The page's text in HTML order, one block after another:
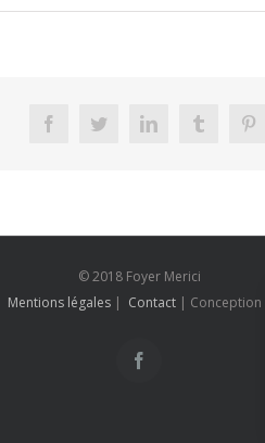
facebook twitter linkedin tumblr
© 2018 Foyer Merici
Mentions légales | Contact | Conception